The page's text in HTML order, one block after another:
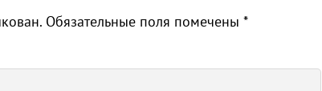
Обязательные поля помечены *